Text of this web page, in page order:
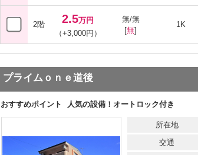
2階 2.5万円
（+3,000円）
無/無
[無]
1K
プライムｏｎｅ道後
おすすめポイント 人気の設備！オートロック付き
所在地
交通